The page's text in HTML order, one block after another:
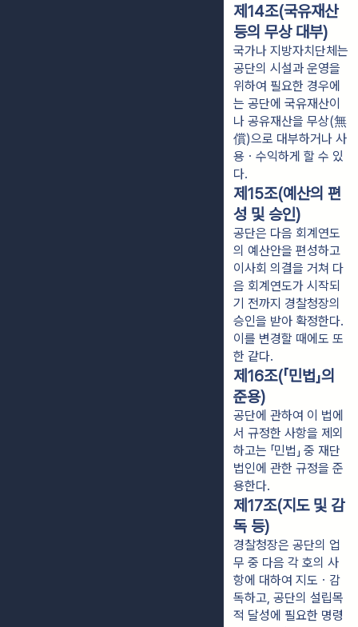
제14조(국유재산
등의 무상 대부)
국가나 지방자치단체는
공단의 시설과 운영을
위하여 필요한 경우에
는 공단에 국유재산이
나 공유재산을 무상(無
償)으로 대부하거나 사
용ㆍ수익하게 할 수 있
다.
제15조(예산의 편
성 및 승인)
공단은 다음 회계연도
의 예산안을 편성하고
이사회 의결을 거쳐 다
음 회계연도가 시작되
기 전까지 경찰청장의
승인을 받아 확정한다.
이를 변경할 때에도 또
한 같다.
제16조(「민법」의
준용)
공단에 관하여 이 법에
서 규정한 사항을 제외
하고는 「민법」 중 재단
법인에 관한 규정을 준
용한다.
제17조(지도 및 감
독 등)
경찰청장은 공단의 업
무 중 다음 각 호의 사
항에 대하여 지도ㆍ감
독하고, 공단의 설립목
적 달성에 필요한 명령